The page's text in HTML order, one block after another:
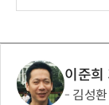
이준희
김성환 기